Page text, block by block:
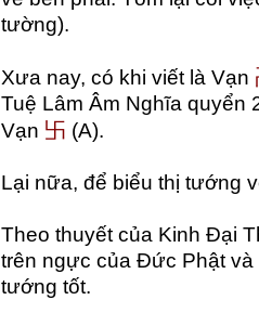
tường).
Xưa nay, có khi viết là Vạn
Tuệ Lâm Âm Nghĩa quyển
Vạn 卐 (A).
Lại nữa, để biểu thị tướng
Theo thuyết của Kinh Đại
trên ngực của Đức Phật
tướng tốt.